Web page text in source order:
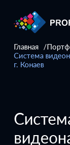
Главная
Система
г. Конаев